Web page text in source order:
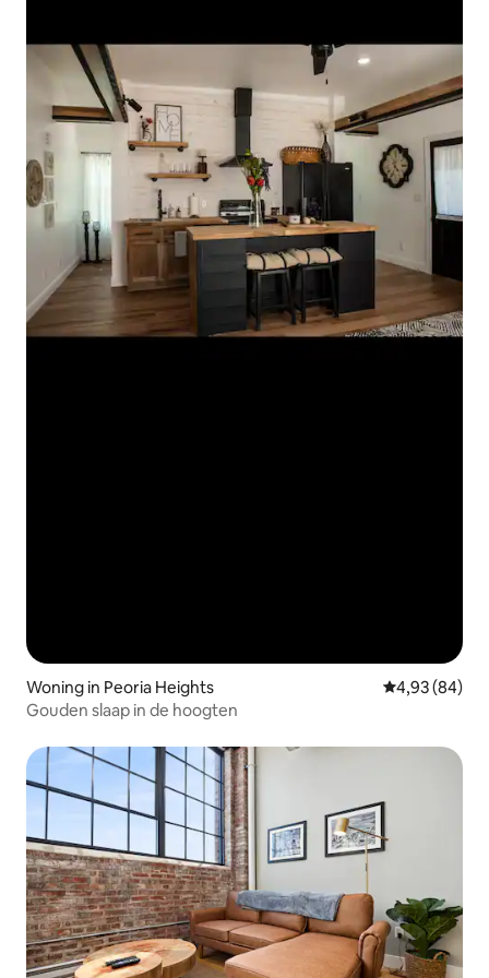
Woning in Peoria Heights Gemiddelde
4,93 (84)
Gouden slaap in de hoogten